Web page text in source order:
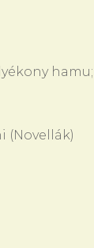
hamu;
(Novellák)